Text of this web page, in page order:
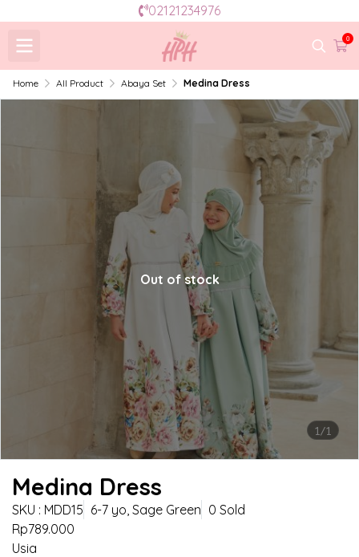
02121234976
0
Home All Product Abaya Set Medina Dress
1/1
Out of stock
Medina Dress
SKU : MDD15 6-7 yo, Sage Green 0 Sold
Rp789.000
Usia